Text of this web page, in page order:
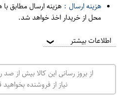
هزینه ارسال : هزینه ارسال مطابق
محل از خریدار اخذ خواهد شد.
اطلاعات بیشتر ❯
از بروز رسانی این کالا بیش از
نیاز از فروشنده